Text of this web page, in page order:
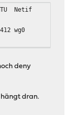
Netif
wg0
deny
dran.